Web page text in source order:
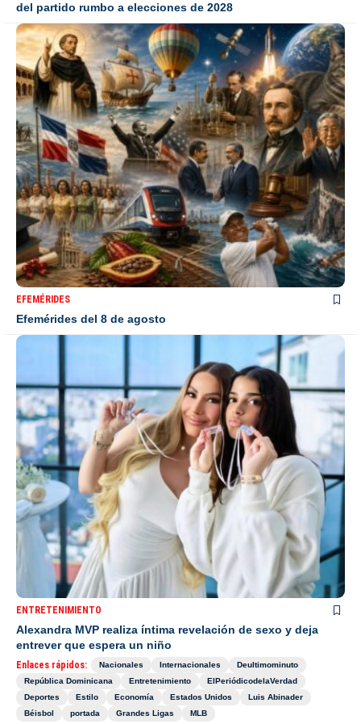
del partido rumbo a elecciones de 2028
EFEMÉRIDES
Efemérides del 8 de agosto
ENTRETENIMIENTO
Alexandra MVP realiza íntima revelación de sexo y deja
entrever que espera un niño
Enlaces rápidos: Nacionales Internacionales
Deultimominuto
República Dominicana
Entretenimiento
ElPeriódicodelaVerdad
Deportes
Estilo Economía Estados Unidos
Luis Abinader
Béisbol
portada Grandes Ligas MLB